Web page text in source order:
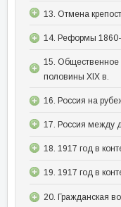
13. Отмена
14. Реформы 1860-
15. Общественное
половины XIX в.
16. Россия на
17. Россия между
18. 1917 год в
19. 1917 год в
20. Гражданская